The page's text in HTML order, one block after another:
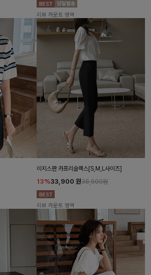
리뷰 카운트 영역
이지스판 카프리슬랙스[S,M,L사이즈]
13%33,900 원38,900원
리뷰 카운트 영역